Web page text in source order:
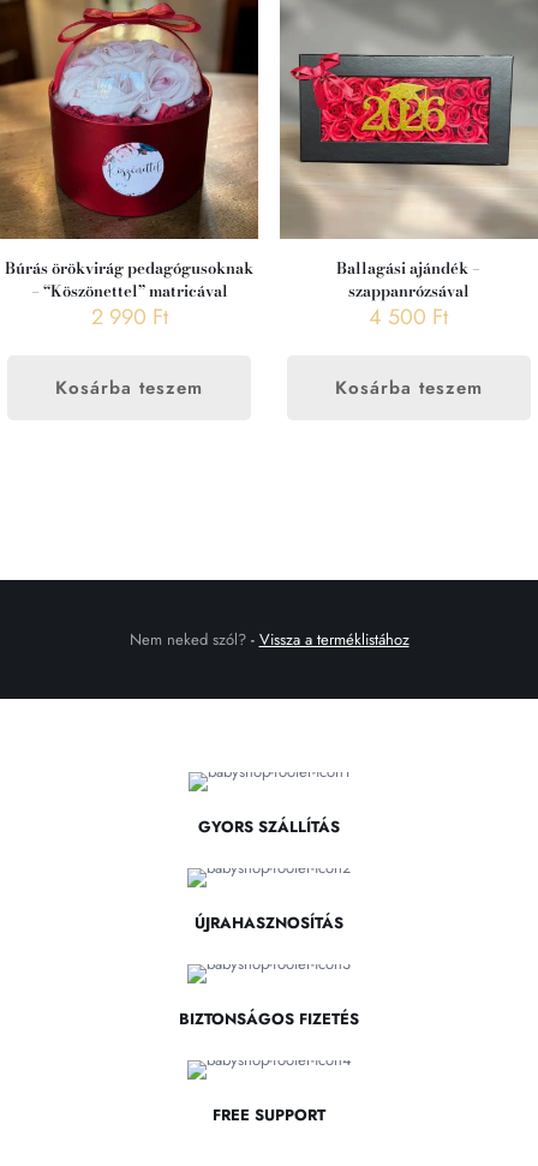
Búrás örökvirág pedagógusoknak
– “Köszönettel” matricával
2 990 Ft
Kosárba teszem
Ballagási ajándék –
szappanrózsával
4 500 Ft
Kosárba teszem
Nem neked szól?- Vissza a terméklistához
GYORS SZÁLLÍTÁS
ÚJRAHASZNOSÍTÁS
BIZTONSÁGOS FIZETÉS
FREE SUPPORT